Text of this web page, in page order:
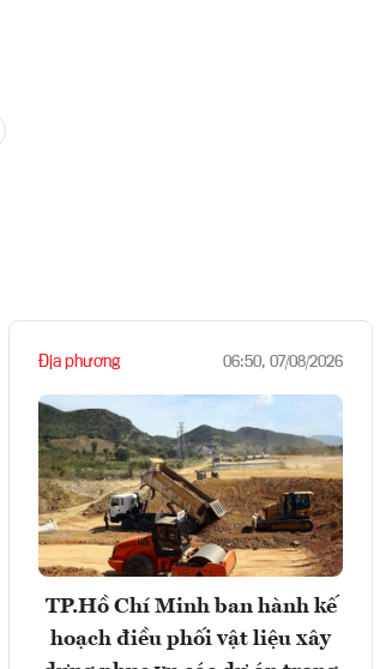
Địa phương 06:50, 07/08/2026
TP.Hồ Chí Minh ban hành kế
hoạch điều phối vật liệu xây